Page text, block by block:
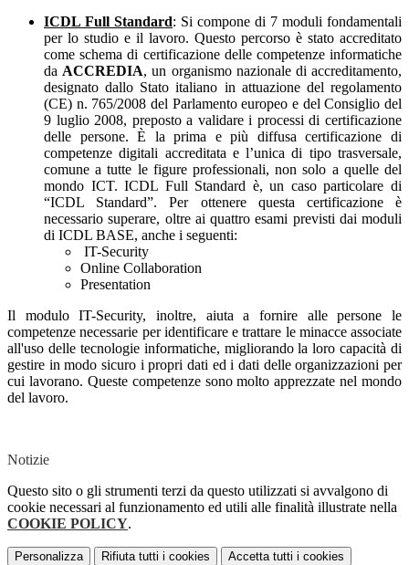
ICDL Full Standard: Si compone di 7 moduli fondamentali
per lo studio e il lavoro. Questo percorso è stato accreditato
come schema di certificazione delle competenze informatiche
da ACCREDIA, un organismo nazionale di accreditamento,
designato dallo Stato italiano in attuazione del regolamento
(CE) n. 765/2008 del Parlamento europeo e del Consiglio del
9 luglio 2008, preposto a validare i processi di certificazione
delle persone. È la prima e più diffusa certificazione di
competenze digitali accreditata e l’unica di tipo trasversale,
comune a tutte le figure professionali, non solo a quelle del
mondo ICT. ICDL Full Standard è, un caso particolare di
“ICDL Standard”. Per ottenere questa certificazione è
necessario superare, oltre ai quattro esami previsti dai moduli
di ICDL BASE, anche i seguenti:
IT-Security
Online Collaboration
Presentation
Il modulo IT-Security, inoltre, aiuta a fornire alle persone le
competenze necessarie per identificare e trattare le minacce associate
all'uso delle tecnologie informatiche, migliorando la loro capacità di
gestire in modo sicuro i propri dati ed i dati delle organizzazioni per
cui lavorano. Queste competenze sono molto apprezzate nel mondo
del lavoro.
Notizie
Questo sito o gli strumenti terzi da questo utilizzati si avvalgono di
cookie necessari al funzionamento ed utili alle finalità illustrate nella
COOKIE POLICY.
Personalizza Rifiuta tutti i cookies Accetta tutti i cookies